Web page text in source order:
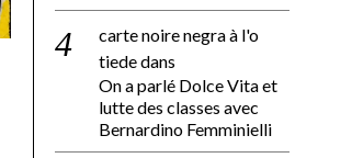
carte noire negra à l'o
tiededans
On a parlé Dolce Vita et
lutte des classes avec
Bernardino Femminielli